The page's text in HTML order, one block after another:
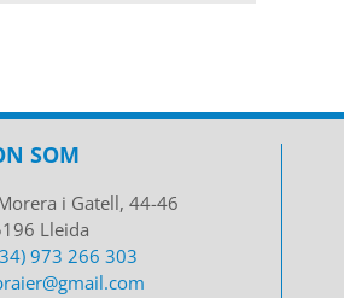
SOM
i Gatell, 44-46
Lleida
973 266 303